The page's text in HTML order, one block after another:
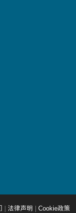
法律声明 Cookie政策